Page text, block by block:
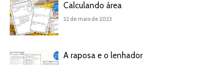
Calculando área
22 de maio de 2023
A raposa e o lenhador